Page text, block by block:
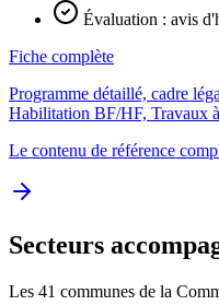
Évaluation : avis
Fiche complète
Programme détaillé, cadre
Habilitation BF/HF, Travaux
Le contenu de référence
Secteurs
Les 41 communes de la